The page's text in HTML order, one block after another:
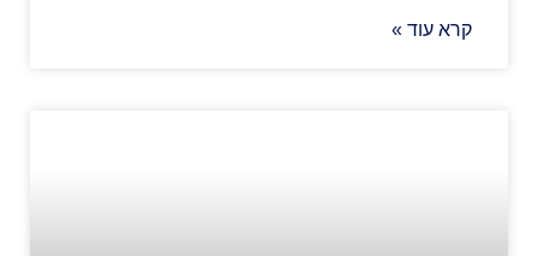
קרא עוד »